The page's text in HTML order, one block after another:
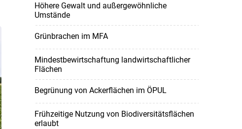
Höhere Gewalt und außergewöhnliche
Umstände
Grünbrachen im MFA
Mindestbewirtschaftung landwirtschaftlicher
Flächen
Begrünung von Ackerflächen im ÖPUL
Frühzeitige Nutzung von Biodiversitätsflächen
erlaubt